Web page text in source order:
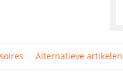
Alternatieve artikelen